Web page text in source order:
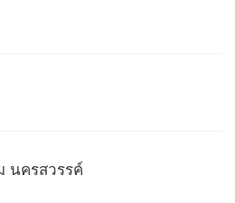
นครสวรรค์